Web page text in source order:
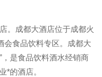
。
成都大酒店位于成都火
会食品饮料专区。成都大
，是食品饮料酒水经销商
*的酒店。